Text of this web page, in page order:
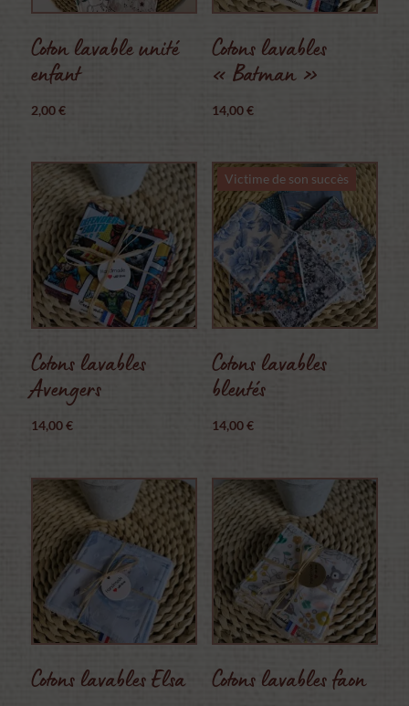
Coton lavable unité
enfant
2,00€
Cotons lavables
« Batman »
14,00€
Cotons lavables
Avengers
14,00€
Victime de son succès
Cotons lavables
bleutés
14,00€
Cotons lavables Elsa Cotons lavables faon